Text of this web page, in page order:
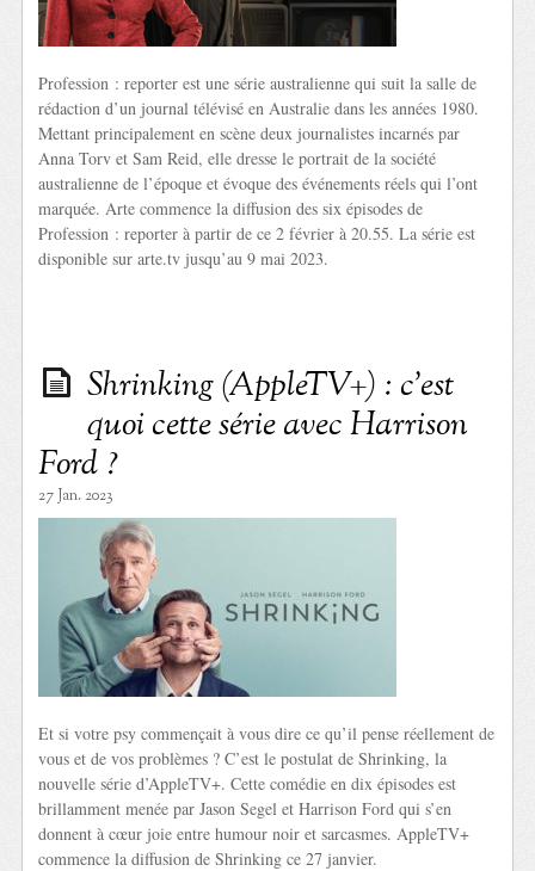
Profession : reporter est une série australienne qui suit la salle de
rédaction d’un journal télévisé en Australie dans les années 1980.
Mettant principalement en scène deux journalistes incarnés par
Anna Torv et Sam Reid, elle dresse le portrait de la société
australienne de l’époque et évoque des événements réels qui l’ont
marquée. Arte commence la diffusion des six épisodes de
Profession : reporter à partir de ce 2 février à 20.55. La série est
disponible sur arte.tv jusqu’au 9 mai 2023.
Shrinking (AppleTV+) : c’est
quoi cette série avec Harrison
Ford ?
27 Jan. 2023
Et si votre psy commençait à vous dire ce qu’il pense réellement de
vous et de vos problèmes ? C’est le postulat de Shrinking, la
nouvelle série d’AppleTV+. Cette comédie en dix épisodes est
brillamment menée par Jason Segel et Harrison Ford qui s’en
donnent à cœur joie entre humour noir et sarcasmes. AppleTV+
commence la diffusion de Shrinking ce 27 janvier.